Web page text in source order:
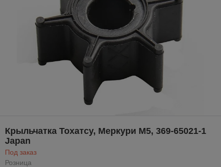
Крыльчатка Тохатсу, Меркури М5, 369-65021-1
Japan
Под заказ
Розница